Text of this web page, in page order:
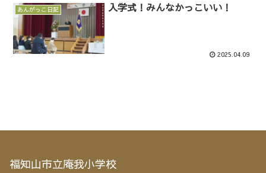
あんがっこ日記 入学式！みんなかっこいい！
2025.04.09
福知山市立庵我小学校